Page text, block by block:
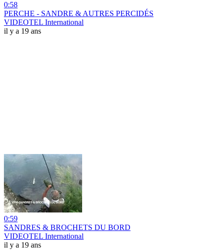
0:58
PERCHE - SANDRE & AUTRES PERCIDÉS
VIDEOTEL International
il y a 19 ans
0:59
SANDRES & BROCHETS DU BORD
VIDEOTEL International
il y a 19 ans